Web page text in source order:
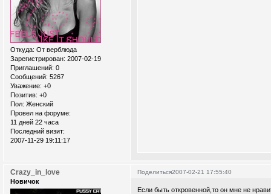
Откуда: От верблюда
Зарегистрирован: 2007-02-19
Приглашений: 0
Сообщений: 5267
Уважение: +0
Позитив: +0
Пол: Женский
Провел на форуме:
11 дней 22 часа
Последний визит:
2007-11-29 19:11:17
Поделиться2007-02-21 17:55:40
Crazy_in_love
Новичок
Если быть откровенной,то он мне не